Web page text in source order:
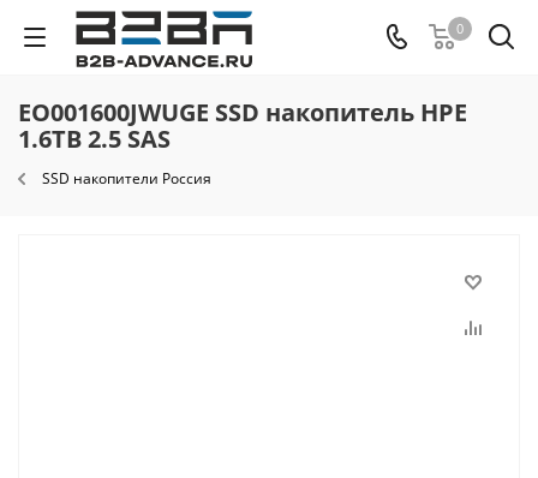
0
EO001600JWUGE SSD накопитель HPE
1.6TB 2.5 SAS
SSD накопители Россия